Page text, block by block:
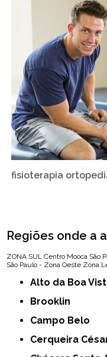
fisioterapia
Regiões onde a
ZONA SUL Centro Mooca São
São Paulo - Zona Oeste Zona
Alto da Boa
Brooklin
Campo Belo
Cerqueira